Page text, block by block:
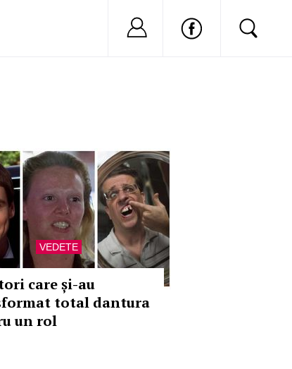
VEDETE
care și-au
total dantura
un rol
Nu ai cont?